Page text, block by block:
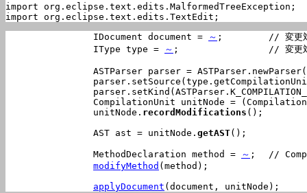
import org.eclipse.text.edits.MalformedTreeException;
import org.eclipse.text.edits.TextEdit;
		IDocument document =
～ ;	// 変更対象のソースのIDocument
		IType type =
～ ;        	// 変更対象のクラス
		unitNode.
recordModifications ();
		AST
ast = unitNode. getAST();
		MethodDeclaration method =
～ ;	// CompilationUnitから変更対象のメソッドを取得
modifyMethod (method);
applyDocument (document, unitNode);